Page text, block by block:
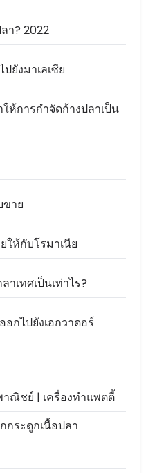
า? 2022
ยังมาเลเซีย
ห้การกำจัดก้างปลาเป็น
ขาย
ให้กับโรมาเนีย
าเทศเป็นเท่าไร?
อกไปยังเอกวาดอร์
าณิชย์ | เครื่องทำแพตตี้
กระดูกเนื้อปลา